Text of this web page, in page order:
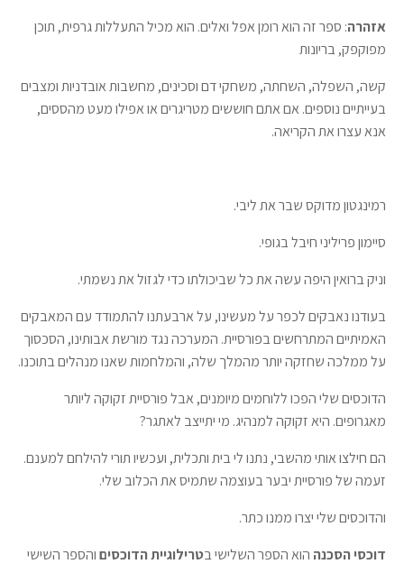
אזהרה: ספר זה הוא רומן אפל ואלים. הוא מכיל התעללות גרפית, תוכן
מפוקפק, בריונות
קשה, השפלה, השחתה, משחקי דם וסכינים, מחשבות אובדניות ומצבים
בעייתיים נוספים. אם אתם חוששים מטריגרים או אפילו מעט מהססים,
אנא עצרו את הקריאה.
רמינגטון מדוקס שבר את ליבי.
סיימון פריליני חיבל בגופי.
וניק ברואין היפה עשה את כל שביכולתו כדי לגזול את נשמתי.
בעודנו נאבקים לכפר על מעשינו, על ארבעתנו להתמודד עם המאבקים
האמיתיים המתרחשים בפורסיית. המערכה נגד מורשת אבותינו, הסכסוך
על ממלכה שחזקה יותר מהמלך שלה, והמלחמות שאנו מנהלים בתוכנו.
הדוכסים שלי הפכו ללוחמים מיומנים, אבל פורסיית זקוקה ליותר
מאגרופים. היא זקוקה למנהיג. מי יתייצב לאתגר?
הם חילצו אותי מהשבי, נתנו לי בית ותכלית, ועכשיו תורי להילחם למענם.
זעמה של פורסיית יבער בעוצמה שתמיס את הכלוב שלי.
והדוכסים שלי יצרו ממנו כתר.
דוכסי הסכנה הוא הספר השלישי בטרילוגיית הדוכסיםוהספר השישי